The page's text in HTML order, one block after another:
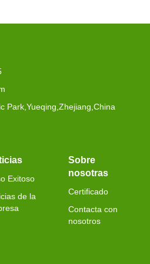
Park,Yueqing,Zhejiang,China
Exitoso
de la
Sobre
nosotras
Certificado
Contacta con
nosotros